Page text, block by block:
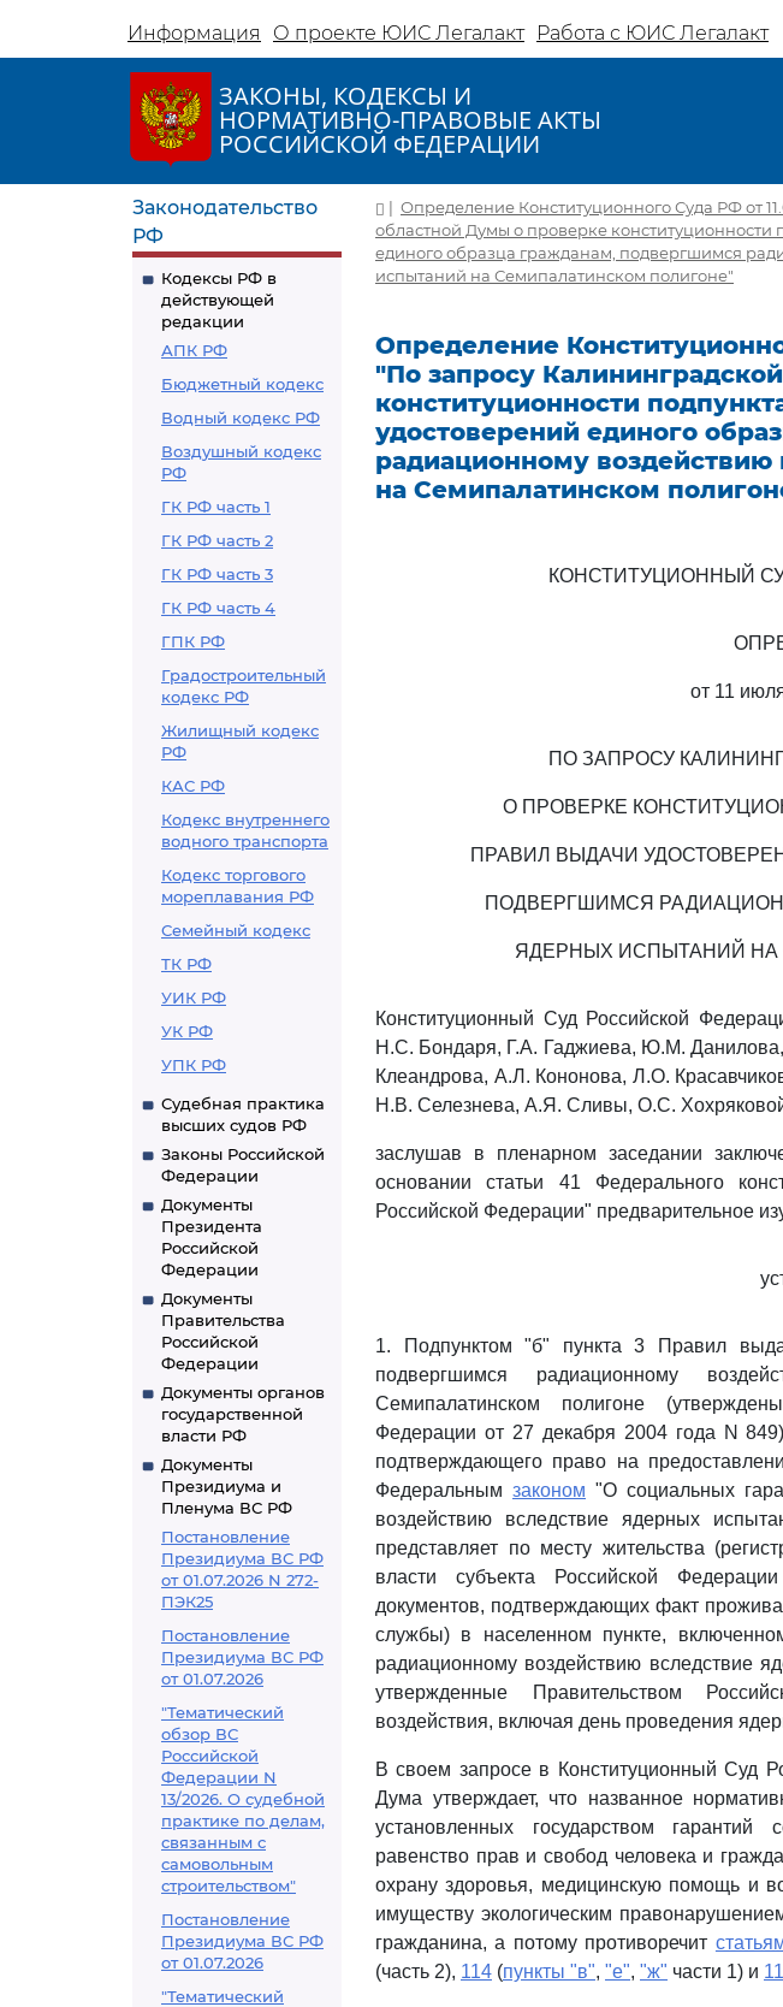
Информация О проекте ЮИС Легалакт Работа с ЮИС Легалакт
ЗАКОНЫ, КОДЕКСЫ И
НОРМАТИВНО-ПРАВОВЫЕ АКТЫ
РОССИЙСКОЙ ФЕДЕРАЦИИ
Законодательство
РФ
Кодексы РФ в
действующей
редакции
АПК РФ
Бюджетный кодекс
Водный кодекс РФ
Воздушный кодекс
РФ
ГК РФ часть 1
ГК РФ часть 2
ГК РФ часть 3
ГК РФ часть 4
ГПК РФ
Градостроительный
кодекс РФ
Жилищный кодекс
РФ
КАС РФ
Кодекс внутреннего
водного транспорта
Кодекс торгового
мореплавания РФ
Семейный кодекс
ТК РФ
УИК РФ
УК РФ
УПК РФ
Судебная практика
высших судов РФ
Законы Российской
Федерации
Документы
Президента
Российской
Федерации
Документы
Правительства
Российской
Федерации
Документы органов
государственной
власти РФ
Документы
Президиума и
Пленума ВС РФ
Постановление
Президиума ВС РФ
от 01.07.2026 N 272-
ПЭК25
Постановление
Президиума ВС РФ
от 01.07.2026
"Тематический
обзор ВС
Российской
Федерации N
13/2026. О судебной
практике по делам,
связанным с
самовольным
строительством"
Постановление
Президиума ВС РФ
от 01.07.2026
"Тематический
| Определение Конституционного Суда РФ от
областной Думы о проверке конституционности
единого образца гражданам, подвергшимся
испытаний на Семипалатинском полигоне"
Определение
"По запросу
конституционности
удостоверений единого
радиационному
на Семипалатинском
КОНСТИТУЦИОННЫЙ
от 11
ПО ЗАПРОСУ
О ПРОВЕРКЕ
ПРАВИЛ ВЫДАЧИ
ПОДВЕРГШИМСЯ
ЯДЕРНЫХ ИСПЫТАНИЙ
Конституционный Суд Российской
Н.С. Бондаря, Г.А. Гаджиева, Ю.М.
Клеандрова, А.Л. Кононова, Л.О.
Н.В. Селезнева, А.Я. Сливы, О.С.
заслушав в пленарном заседании
основании статьи 41 Федерального
Российской Федерации" предварительное
1. Подпунктом "б" пункта 3 Правил
подвергшимся радиационному
Семипалатинском полигоне
Федерации от 27 декабря 2004 года N
подтверждающего право на
Федеральным законом "О социальных
воздействию вследствие ядерных
представляет по месту жительства
власти субъекта Российской
документов, подтверждающих факт
службы) в населенном пункте,
радиационному воздействию вследствие
утвержденные Правительством
воздействия, включая день проведения
В своем запросе в Конституционный Суд
Дума утверждает, что названное
установленных государством
равенство прав и свобод человека и
охрану здоровья, медицинскую помощь и
имуществу экологическим
гражданина, а потому противоречит
(часть 2), 114 (пункты "в", "е", "ж" части 1) и